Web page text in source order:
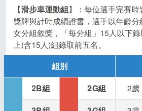
【滑步車運動組】：每位選手完賽
獎牌與計時成績證書，選手以年齡
女分組敘獎，「每分組」15人以下
上(含15人)組錄取前五名。
組別
2B組 2G組 2歲